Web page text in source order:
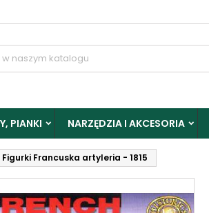
PIANKI NARZĘDZIA I AKCESORIA
Figurki Francuska artyleria - 1815